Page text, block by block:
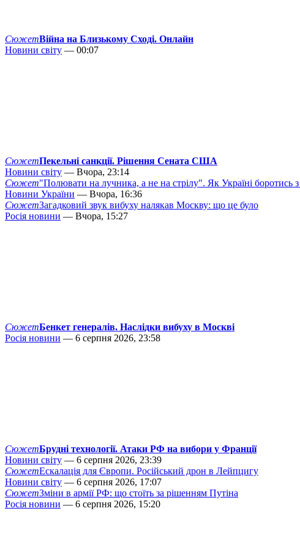
СюжетВійна на Близькому Сході. Онлайн
Новини світу — 00:07
СюжетПекельні санкції. Рішення Сената США
Новини світу — Вчора, 23:14
Сюжет"Полювати на лучника, а не на стрілу". Як Україні боротись
Новини України — Вчора, 16:36
СюжетЗагадковий звук вибуху налякав Москву: що це було
Росія новини — Вчора, 15:27
СюжетБенкет генералів. Наслідки вибуху в Москві
Росія новини — 6 серпня 2026, 23:58
СюжетБрудні технології. Атаки РФ на вибори у Франції
Новини світу — 6 серпня 2026, 23:39
СюжетЕскалація для Європи. Російський дрон в Лейпцигу
Новини світу — 6 серпня 2026, 17:07
СюжетЗміни в армії РФ: що стоїть за рішенням Путіна
Росія новини — 6 серпня 2026, 15:20